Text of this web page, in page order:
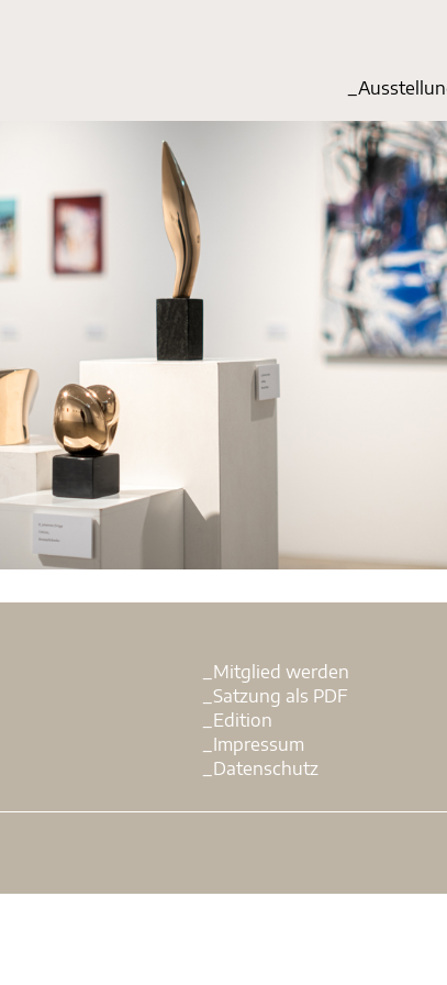
_Mitglied werden
_Satzung als PDF
_Edition
_Impressum
_Datenschutz